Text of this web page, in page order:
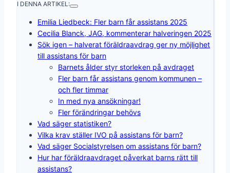
I DENNA ARTIKEL:
Emilia Liedbeck: Fler barn får assistans 2025
Cecilia Blanck, JAG, kommenterar halveringen 2025
Sök igen – halverat föräldraavdrag ger ny möjlighet
till assistans för barn
Barnets ålder styr storleken på avdraget
Fler barn får assistans genom kommunen –
och fler timmar
In med nya ansökningar!
Fler förändringar behövs
Vad säger statistiken?
Vilka krav ställer IVO på assistans för barn?
Vad säger Socialstyrelsen om assistans för barn?
Hur har föräldraavdraget påverkat barns rätt till
assistans?